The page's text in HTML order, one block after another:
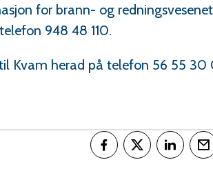
for brann- og
948 48 110.
Kvam herad på telefon 56 55 30